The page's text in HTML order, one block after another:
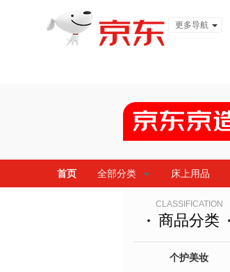
更多导航
首页 全部分类 床上用品
CLASSIFICATION
商品分类
个护美妆